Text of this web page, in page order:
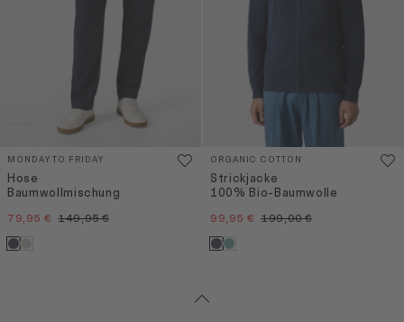
MONDAY TO FRIDAY
Hose
Baumwollmischung
79,95 € 149,95 €
ORGANIC COTTON
Strickjacke
100% Bio-Baumwolle
99,95 € 199,00 €